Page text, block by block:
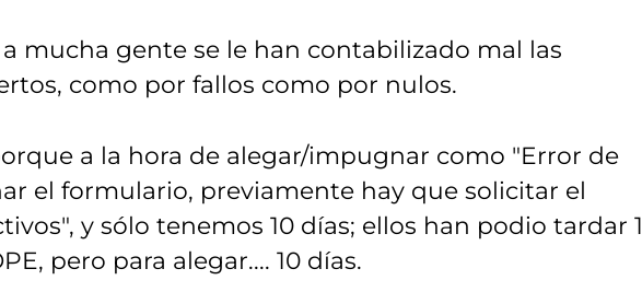
mucha gente se le han contabilizado mal las
como por fallos como por nulos.
a la hora de alegar/impugnar como "Error de
el formulario, previamente hay que solicitar el
y sólo tenemos 10 días; ellos han podio tardar 1
pero para alegar.... 10 días.